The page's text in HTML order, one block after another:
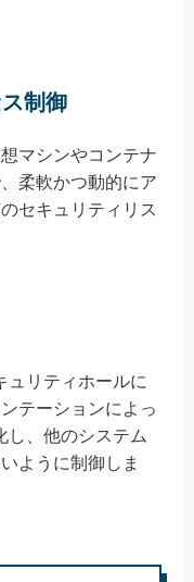
制御
マシンやコンテナ
柔軟かつ動的にア
セキュリティリス
ュリティホールに
テーションによっ
し、他のシステム
ように制御しま